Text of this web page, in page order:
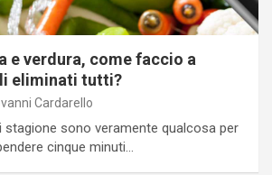
e verdura, come faccio a
eliminati tutti?
Cardarello
stagione sono veramente qualcosa per
cinque minuti…